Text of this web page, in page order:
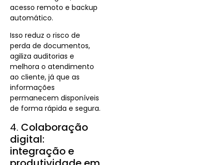
acesso remoto e backup
automático.
Isso reduz o risco de
perda de documentos,
agiliza auditorias e
melhora o atendimento
ao cliente, já que as
informações
permanecem disponíveis
de forma rápida e segura.
4. Colaboração
digital:
integração e